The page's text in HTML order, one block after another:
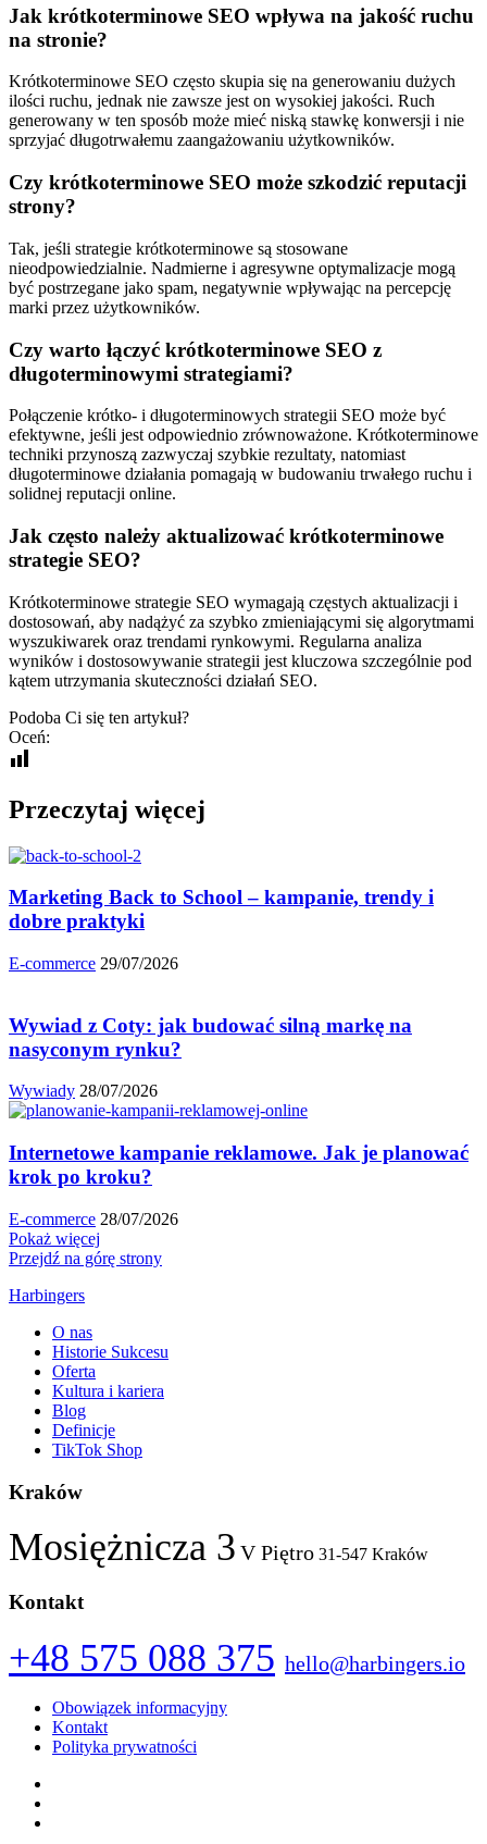
Jak krótkoterminowe SEO wpływa na jakość ruchu
na stronie?
Krótkoterminowe SEO często skupia się na generowaniu dużych
ilości ruchu, jednak nie zawsze jest on wysokiej jakości. Ruch
generowany w ten sposób może mieć niską stawkę konwersji i nie
sprzyjać długotrwałemu zaangażowaniu użytkowników.
Czy krótkoterminowe SEO może szkodzić reputacji
strony?
Tak, jeśli strategie krótkoterminowe są stosowane
nieodpowiedzialnie. Nadmierne i agresywne optymalizacje mogą
być postrzegane jako spam, negatywnie wpływając na percepcję
marki przez użytkowników.
Czy warto łączyć krótkoterminowe SEO z
długoterminowymi strategiami?
Połączenie krótko- i długoterminowych strategii SEO może być
efektywne, jeśli jest odpowiednio zrównoważone. Krótkoterminowe
techniki przynoszą zazwyczaj szybkie rezultaty, natomiast
długoterminowe działania pomagają w budowaniu trwałego ruchu i
solidnej reputacji online.
Jak często należy aktualizować krótkoterminowe
strategie SEO?
Krótkoterminowe strategie SEO wymagają częstych aktualizacji i
dostosowań, aby nadążyć za szybko zmieniającymi się algorytmami
wyszukiwarek oraz trendami rynkowymi. Regularna analiza
wyników i dostosowywanie strategii jest kluczowa szczególnie pod
kątem utrzymania skuteczności działań SEO.
Podoba Ci się ten artykuł?
Oceń:
Przeczytaj więcej
Marketing Back to School – kampanie, trendy i
dobre praktyki
E-commerce 29/07/2026
Wywiad z Coty: jak budować silną markę na
nasyconym rynku?
Wywiady 28/07/2026
Internetowe kampanie reklamowe. Jak je planować
krok po kroku?
E-commerce 28/07/2026
Pokaż więcej
Przejdź na górę strony
Harbingers
O nas
Historie Sukcesu
Oferta
Kultura i kariera
Blog
Definicje
TikTok Shop
Kraków
Mosiężnicza 3 V Piętro 31-547 Kraków
Kontakt
+48 575 088 375 hello@harbingers.io
Obowiązek informacyjny
Kontakt
Polityka prywatności